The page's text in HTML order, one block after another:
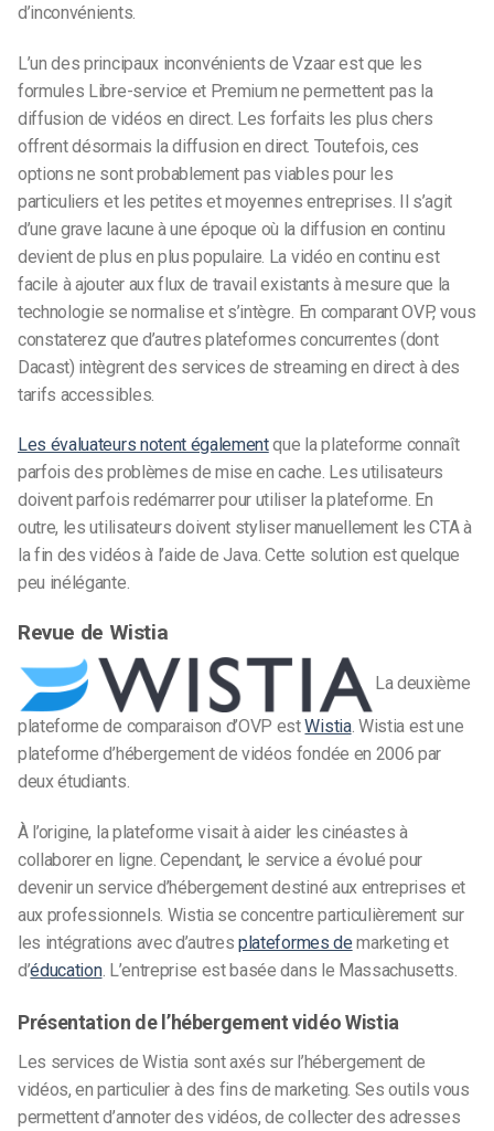
d’inconvénients.
L’un des principaux inconvénients de Vzaar est que les
formules Libre-service et Premium ne permettent pas la
diffusion de vidéos en direct. Les forfaits les plus chers
offrent désormais la diffusion en direct. Toutefois, ces
options ne sont probablement pas viables pour les
particuliers et les petites et moyennes entreprises. Il s’agit
d’une grave lacune à une époque où la diffusion en continu
devient de plus en plus populaire. La vidéo en continu est
facile à ajouter aux flux de travail existants à mesure que la
technologie se normalise et s’intègre. En comparant OVP, vous
constaterez que d’autres plateformes concurrentes (dont
Dacast) intègrent des services de streaming en direct à des
tarifs accessibles.
Les évaluateurs notent égalementque la plateforme connaît
parfois des problèmes de mise en cache. Les utilisateurs
doivent parfois redémarrer pour utiliser la plateforme. En
outre, les utilisateurs doivent styliser manuellement les CTA à
la fin des vidéos à l’aide de Java. Cette solution est quelque
peu inélégante.
Revue de Wistia
La deuxième
plateforme de comparaison d’OVP estWistia. Wistia est une
plateforme d’hébergement de vidéos fondée en 2006 par
deux étudiants.
À l’origine, la plateforme visait à aider les cinéastes à
collaborer en ligne. Cependant, le service a évolué pour
devenir un service d’hébergement destiné aux entreprises et
aux professionnels. Wistia se concentre particulièrement sur
les intégrations avec d’autresplateformes de marketing et
d’éducation. L’entreprise est basée dans le Massachusetts.
Présentation de l’hébergement vidéo Wistia
Les services de Wistia sont axés sur l’hébergement de
vidéos, en particulier à des fins de marketing. Ses outils vous
permettent d’annoter des vidéos, de collecter des adresses